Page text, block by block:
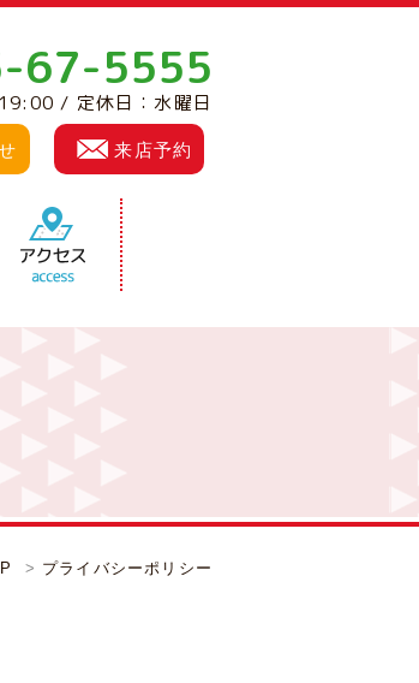
67-5555
/ 定休日：水曜日
来店予約
プライバシーポリシー